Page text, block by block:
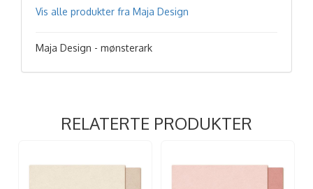
Vis alle produkter fra Maja Design
Maja Design - mønsterark
RELATERTE PRODUKTER